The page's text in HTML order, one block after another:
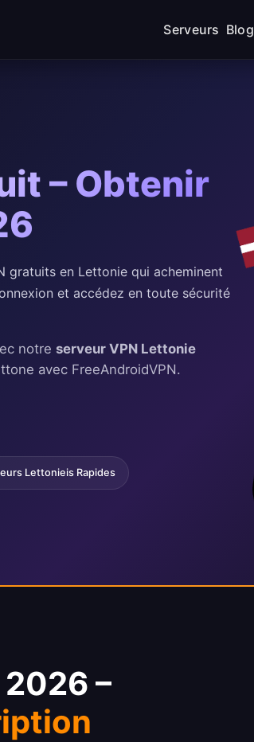
Serveurs Blog
– Obtenir
gratuits en Lettonie qui acheminent
et accédez en toute sécurité
notre serveur VPN Lettonie
avec FreeAndroidVPN.
Lettonieis Rapides
–